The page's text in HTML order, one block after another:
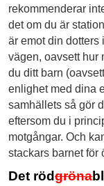
rekommen­derar
det om du är
är emot din dotters
vägen, oavsett hur
du ditt barn
enlighet med dina
samhällets så gör
eftersom du i
motgångar. Och
stackars barnet för
Det rödgröna